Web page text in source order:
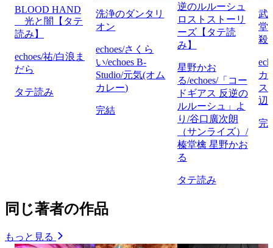
BLOOD HAND
光と闇【タテ
読み】
echoes/祐/白浪ま
だら
タテ読み
洗浄のダンタリ
オン
echoes/さくら
い/echoes B-
Studio/元気(オム
カレー)
完結
逆のルルーシュ
ロストストーリ
ーズ【タテ読
み】
星野かお
る/echoes/「コー
ドギアス 反逆の
ルルーシュ」よ
り/谷口廣次朗
（サンライズ）/
榛堂檎 星野かお
る
タテ読み
武
堂
殺
カ
ス
辺
完
同じ著者の作品
もっと見る